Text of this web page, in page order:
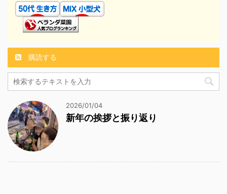
購読する
2026/01/04
新年の挨拶と振り返り